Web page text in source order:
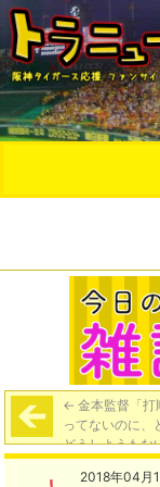
← 金本監督「打
ってないのに、
どうしようもな
2018年04月